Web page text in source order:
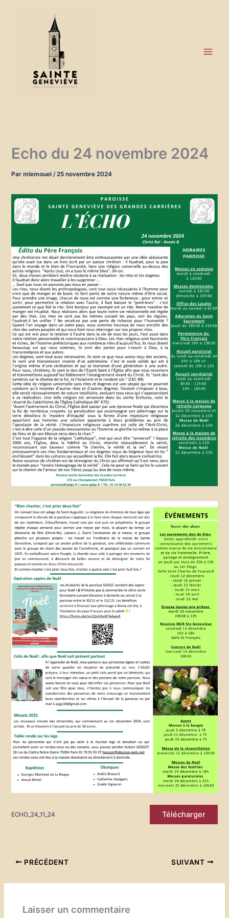
Echo du 24 novembre 2024
Parmlemouel/25 novembre 2024
ECHO_24_11_24 Télécharger
PRÉCÉDENT SUIVANT
Laisser un commentaire